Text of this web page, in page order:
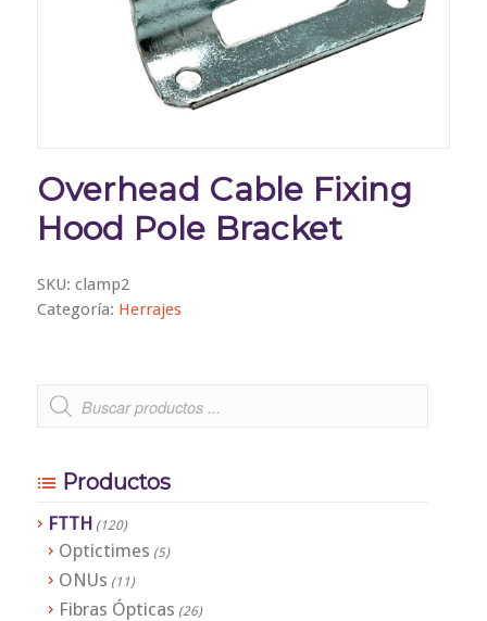
Overhead Cable Fixing
Hood Pole Bracket
SKU: clamp2
Categoría: Herrajes
Productos
FTTH (120)
Optictimes (5)
ONUs (11)
Fibras Ópticas (26)